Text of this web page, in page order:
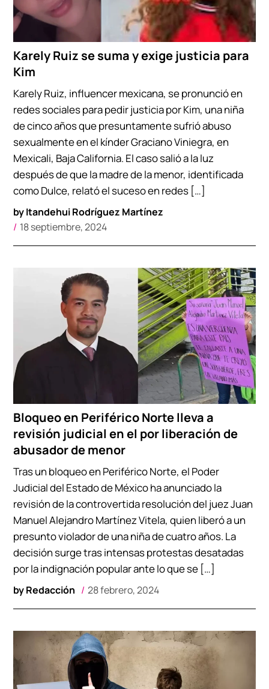
Karely Ruiz se suma y exige justicia para
Kim
byItandehui Rodríguez Martínez
18 septiembre, 2024
Karely Ruiz, influencer mexicana, se pronunció en
redes sociales para pedir justicia por Kim, una niña
de cinco años que presuntamente sufrió abuso
sexualmente en el kínder Graciano Viniegra, en
Mexicali, Baja California. El caso salió a la luz
después de que la madre de la menor, identificada
como Dulce, relató el suceso en redes […]
Bloqueo en Periférico Norte lleva a
revisión judicial en el por liberación de
abusador de menor
byRedacción 28 febrero, 2024
Tras un bloqueo en Periférico Norte, el Poder
Judicial del Estado de México ha anunciado la
revisión de la controvertida resolución del juez Juan
Manuel Alejandro Martínez Vitela, quien liberó a un
presunto violador de una niña de cuatro años. La
decisión surge tras intensas protestas desatadas
por la indignación popular ante lo que se […]